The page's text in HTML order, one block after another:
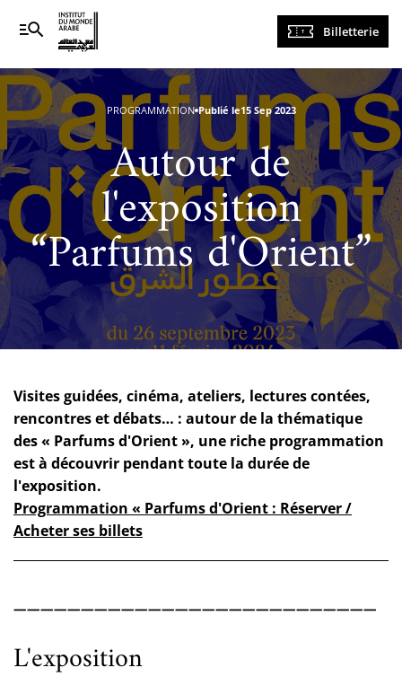
Navigation
principale
Billetterie
PROGRAMMATION Publié le15 Sep 2023
Autour de
l'exposition
“Parfums d'Orient”
Visites guidées, cinéma, ateliers, lectures contées,
rencontres et débats… : autour de la thématique
des « Parfums d'Orient », une riche programmation
est à découvrir pendant toute la durée de
l'exposition.
Programmation « Parfums d'Orient : Réserver /
Acheter ses billets
___________________________
L'exposition